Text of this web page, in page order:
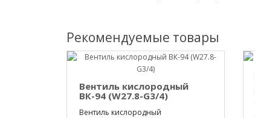
Рекомендуемые товары
Вентиль кислородный
ВК-94 (W27.8-G3/4)
Вентиль кислородный